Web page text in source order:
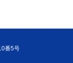
番5号